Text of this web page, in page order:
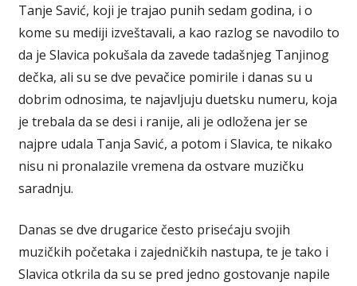
Tanje Savić, koji je trajao punih sedam godina, i o
kome su mediji izveštavali, a kao razlog se navodilo to
da je Slavica pokušala da zavede tadašnjeg Tanjinog
dečka, ali su se dve pevačice pomirile i danas su u
dobrim odnosima, te najavljuju duetsku numeru, koja
je trebala da se desi i ranije, ali je odložena jer se
najpre udala Tanja Savić, a potom i Slavica, te nikako
nisu ni pronalazile vremena da ostvare muzičku
saradnju.
Danas se dve drugarice često prisećaju svojih
muzičkih početaka i zajedničkih nastupa, te je tako i
Slavica otkrila da su se pred jedno gostovanje napile